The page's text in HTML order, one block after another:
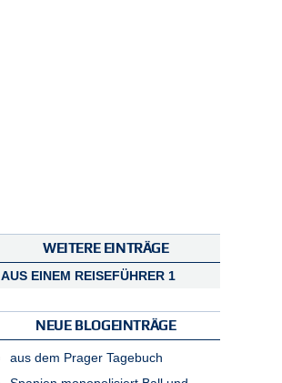
WEITERE EINTRÄGE
AUS EINEM REISEFÜHRER 1
NEUE BLOGEINTRÄGE
aus dem Prager Tagebuch